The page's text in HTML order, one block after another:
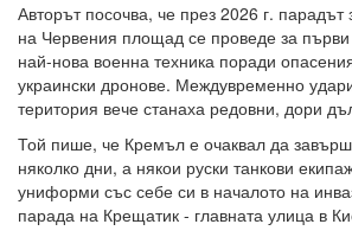
Авторът посочва, че през 2026 г.
на Червения площад се проведе за първи
най-нова военна техника поради
украински дронове. Междувременно
територия вече станаха редовни, дори
Той пише, че Кремъл е очаквал да
няколко дни, а някои руски танкови
униформи със себе си в началото на
парада на Крещатик - главната улица в